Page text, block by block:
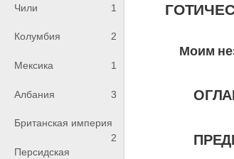
Чили 1
Колумбия 2
Мексика 1
Албания 3
Британская империя
2
Персидская
Моим